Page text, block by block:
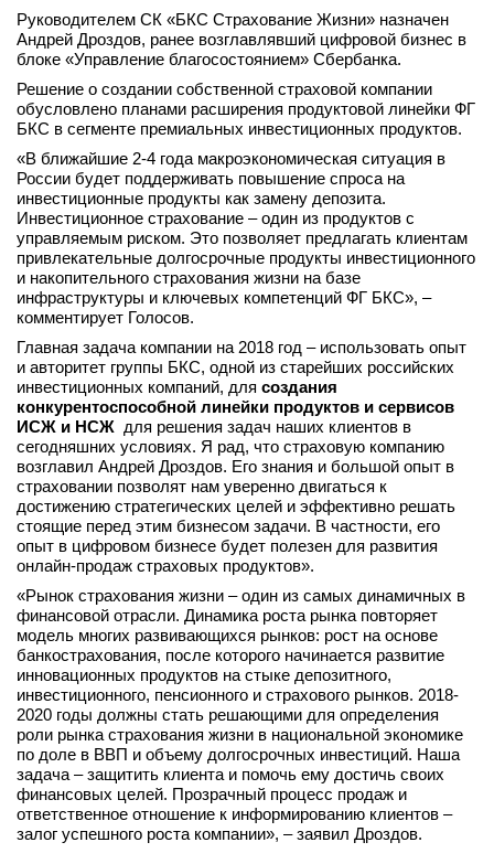
Новости
Интервью
вконтакте
телеграм
Стать автором
Вход
Руководителем СК «БКС Страхование Жизни» назначен
Андрей Дроздов, ранее возглавлявший цифровой бизнес в
блоке «Управление благосостоянием» Сбербанка.
Решение о создании собственной страховой компании
обусловлено планами расширения продуктовой линейки ФГ
БКС в сегменте премиальных инвестиционных продуктов.
«В ближайшие 2-4 года макроэкономическая ситуация в
России будет поддерживать повышение спроса на
инвестиционные продукты как замену депозита.
Инвестиционное страхование – один из продуктов с
управляемым риском. Это позволяет предлагать клиентам
привлекательные долгосрочные продукты инвестиционного
и накопительного страхования жизни на базе
инфраструктуры и ключевых компетенций ФГ БКС», –
комментирует Голосов.
Главная задача компании на 2018 год – использовать опыт
и авторитет группы БКС, одной из старейших российских
инвестиционных компаний, для создания
конкурентоспособной линейки продуктов и сервисов
ИСЖ и НСЖ для решения задач наших клиентов в
сегодняшних условиях. Я рад, что страховую компанию
возглавил Андрей Дроздов. Его знания и большой опыт в
страховании позволят нам уверенно двигаться к
достижению стратегических целей и эффективно решать
стоящие перед этим бизнесом задачи. В частности, его
опыт в цифровом бизнесе будет полезен для развития
онлайн-продаж страховых продуктов».
«Рынок страхования жизни – один из самых динамичных в
финансовой отрасли. Динамика роста рынка повторяет
модель многих развивающихся рынков: рост на основе
банкострахования, после которого начинается развитие
инновационных продуктов на стыке депозитного,
инвестиционного, пенсионного и страхового рынков. 2018-
2020 годы должны стать решающими для определения
роли рынка страхования жизни в национальной экономике
по доле в ВВП и объему долгосрочных инвестиций. Наша
задача – защитить клиента и помочь ему достичь своих
финансовых целей. Прозрачный процесс продаж и
ответственное отношение к информированию клиентов –
залог успешного роста компании», – заявил Дроздов.